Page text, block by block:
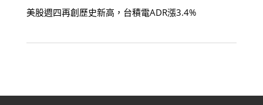
美股週四再創歷史新高，台積電ADR漲3.4%